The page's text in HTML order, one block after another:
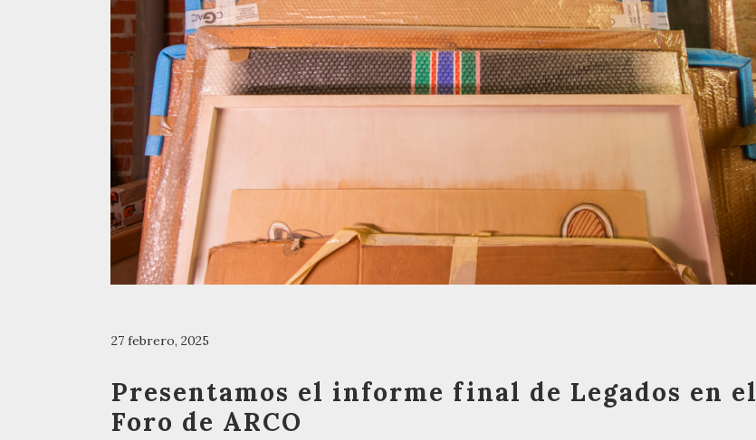
27 febrero, 2025
Presentamos el informe final de Legados en el
Foro de ARCO